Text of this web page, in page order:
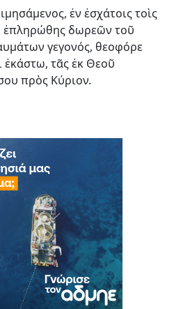
ἐν ἐσχάτοις τοὶς
ἐπληρώθης δωρεῶν τοῦ
γεγονός, θεοφόρε
ἐκάστω, τᾶς ἐκ Θεοῦ
πρὸς Κύριον.